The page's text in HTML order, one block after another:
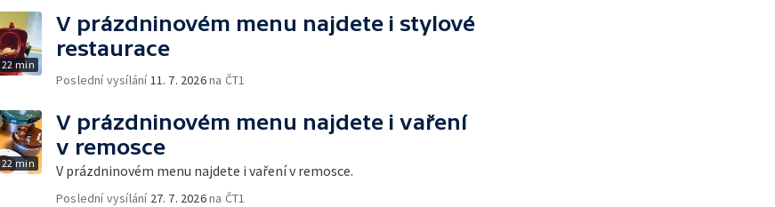
22 min
V prázdninovém menu najdete i stylové
restaurace
Poslední vysílání 11. 7. 2026na ČT1
22 min
V prázdninovém menu najdete i vaření
v remosce
V prázdninovém menu najdete i vaření v remosce.
Poslední vysílání 27. 7. 2026na ČT1